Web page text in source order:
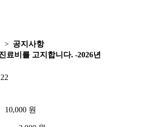
> 공지사항
료비를 고지합니다. -2026년
원